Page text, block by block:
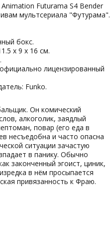
Futurama S4 Bender
мультсериала "Футурама".
бокс.
х 9 х 16 см.
лицензированный
Funko.
Он комический
алкоголик, заядлый
повар (его еда в
несъедобна и часто опасна
ситуации зачастую
в панику. Обычно
законченный эгоист, циник,
в нём просыпается
привязанность к Фраю.